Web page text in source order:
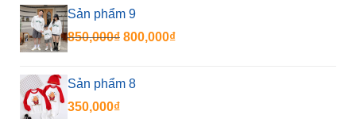
Sản phẩm 9
850,000₫ Giá
850,000₫.
800,000₫Giá
Sản phẩm 8
350,000₫